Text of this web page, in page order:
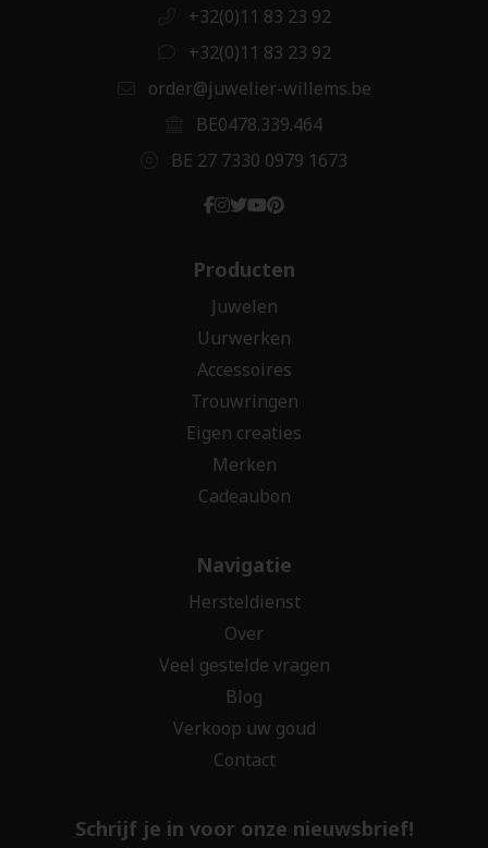
+32(0)11 83 23 92
+32(0)11 83 23 92
order@juwelier-willems.be
BE0478.339.464
BE 27 7330 0979 1673
Producten
Juwelen
Uurwerken
Accessoires
Trouwringen
Eigen creaties
Merken
Cadeaubon
Navigatie
Hersteldienst
Over
Veel gestelde vragen
Blog
Verkoop uw goud
Contact
Schrijf je in voor onze nieuwsbrief!